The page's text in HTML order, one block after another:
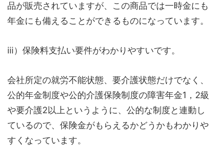
品が販売されていますが、この商品では一時金にも
年金にも備えることができるものになっています。
ⅲ）保険料支払い要件がわかりやすいです。
会社所定の就労不能状態、要介護状態だけでなく、
公的年金制度や公的介護保険制度の障害年金1，2級
や要介護2以上というように、公的な制度と連動し
ているので、保険金がもらえるかどうかもわかりや
すくなっています。